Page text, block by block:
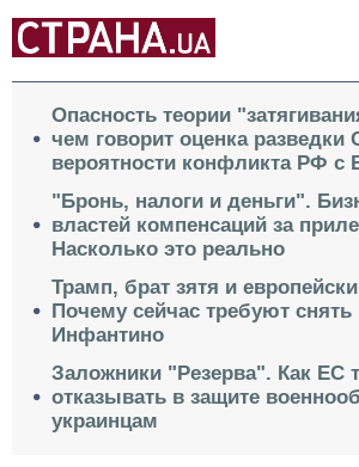
Опасность теории
чем говорит оценка
вероятности конфликта РФ с
"Бронь, налоги и деньги".
властей компенсаций за
Насколько это реально
Трамп, брат зятя и
Почему сейчас требуют
Инфантино
Заложники "Резерва". Как ЕС
отказывать в защите
украинцам